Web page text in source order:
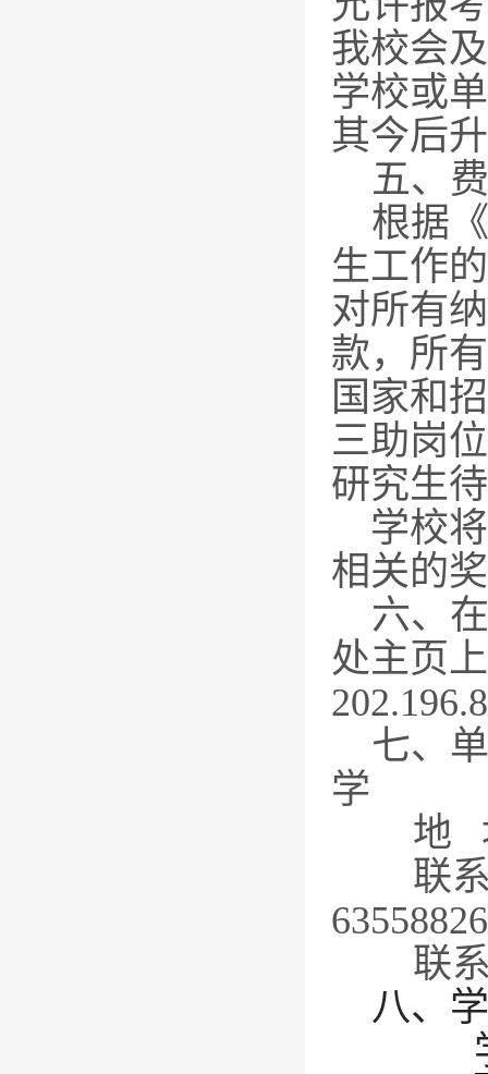
我校会
学校或
其今后
五、
根据
生工作
对所有
款，所
国家和
三助岗
研究生
学校
相关的
六、
处主页
七、
学
地
联
63558826
联
八、